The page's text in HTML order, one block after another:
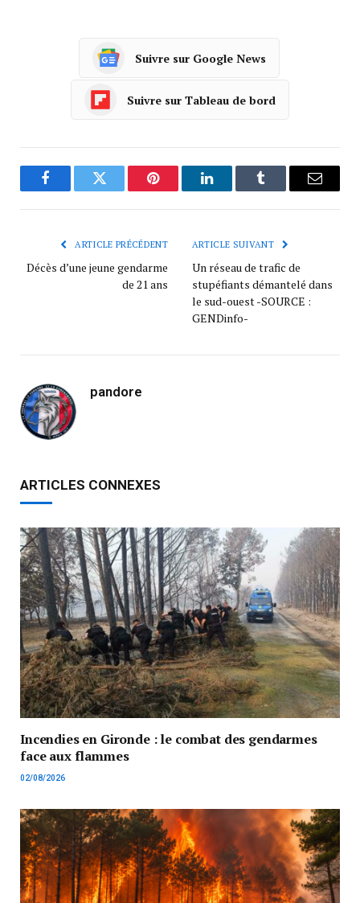
Suivre sur Google News
Suivre sur Tableau de bord
FacebookTwitter Pinterest LinkedInTumblr
ARTICLE PRÉCÉDENT
Décès d’une jeune gendarme
de 21 ans
ARTICLE SUIVANT
Un réseau de trafic de
stupéfiants démantelé dans
le sud-ouest -SOURCE :
GENDinfo-
pandore
ARTICLES CONNEXES
Incendies en Gironde : le combat des gendarmes
face aux flammes
02/08/2026